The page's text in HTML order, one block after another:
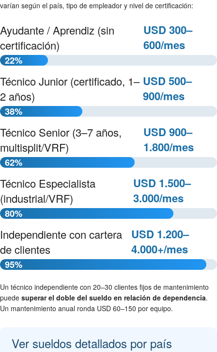
varían según el país, tipo de empleador y nivel de certificación:
Ayudante / Aprendiz (sin
certificación)
USD 300–
600/mes
22%
Técnico Junior (certificado, 1–
2 años)
USD 500–
900/mes
38%
Técnico Senior (3–7 años,
multisplit/VRF)
USD 900–
1.800/mes
62%
Técnico Especialista
(industrial/VRF)
USD 1.500–
3.000/mes
80%
Independiente con cartera
de clientes
USD 1.200–
4.000+/mes
95%
Un técnico independiente con 20–30 clientes fijos de mantenimiento
puede superar el doble del sueldo en relación de dependencia.
Un mantenimiento anual ronda USD 60–150 por equipo.
Ver sueldos detallados por país